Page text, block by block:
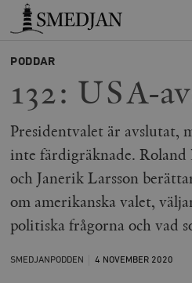
Timbro
PODDAR
132: USA-
Presidentvalet är avslutat,
inte färdigräknade.
och Janerik Larsson
om amerikanska valet,
politiska frågorna och vad
SMEDJANPODDEN 4 NOVEMBER 2020